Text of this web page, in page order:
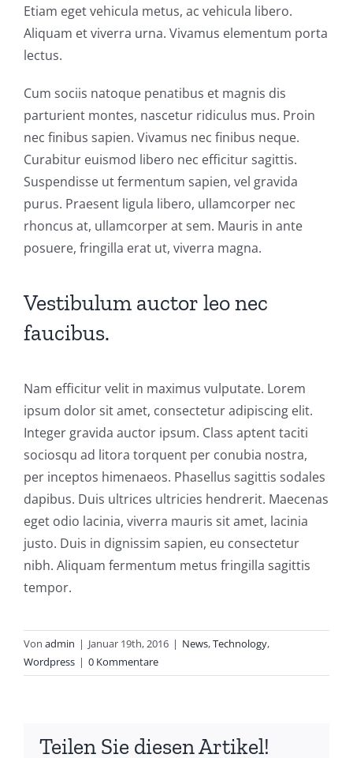
Etiam eget vehicula metus, ac vehicula libero.
Aliquam et viverra urna. Vivamus elementum porta
lectus.
Cum sociis natoque penatibus et magnis dis
parturient montes, nascetur ridiculus mus. Proin
nec finibus sapien. Vivamus nec finibus neque.
Curabitur euismod libero nec efficitur sagittis.
Suspendisse ut fermentum sapien, vel gravida
purus. Praesent ligula libero, ullamcorper nec
rhoncus at, ullamcorper at sem. Mauris in ante
posuere, fringilla erat ut, viverra magna.
Vestibulum auctor leo nec
faucibus.
Nam efficitur velit in maximus vulputate. Lorem
ipsum dolor sit amet, consectetur adipiscing elit.
Integer gravida auctor ipsum. Class aptent taciti
sociosqu ad litora torquent per conubia nostra,
per inceptos himenaeos. Phasellus sagittis sodales
dapibus. Duis ultrices ultricies hendrerit. Maecenas
eget odio lacinia, viverra mauris sit amet, lacinia
justo. Duis in dignissim sapien, eu consectetur
nibh. Aliquam fermentum metus fringilla sagittis
tempor.
Von admin | Januar 19th, 2016 | News,Technology,
Wordpress | 0 Kommentare
Teilen Sie diesen Artikel!